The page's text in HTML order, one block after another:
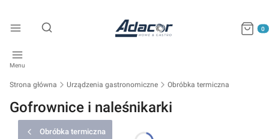
Otwórz wyszukiwarkę
Menu
Strona główna Urządzenia gastronomiczne Obróbka termiczna
Gofrownice i naleśnikarki
Obróbka termiczna